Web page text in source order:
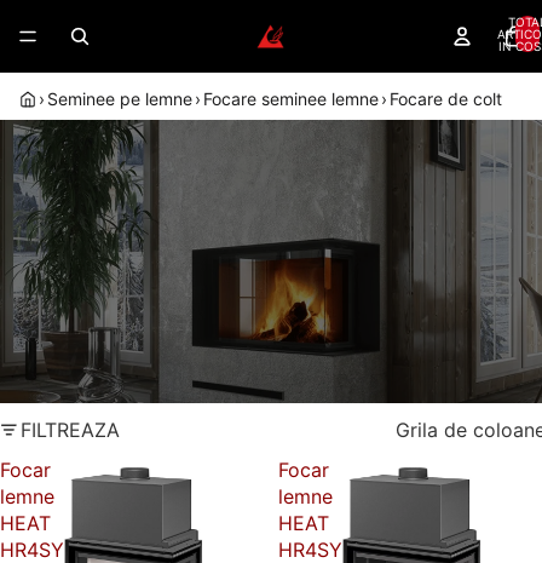
IN
› Seminee pe lemne› Focare seminee lemne› Focare de colt
FOCARE DE COLT – VIZIBILITATE PE
DOUA LATURI PENTRU ORICE
SEMINEU
Focare Romotop de colt — geam pe doua laturi,
flacara vizibila din doua directii, garantie 5 ani.
Randament peste 80%
Dealer autorizat
Romotop
Montaj autorizat
Garantie 5 ani
FILTREAZA
Grila de
Focar
lemne
HEAT
HR4SY
Focar
lemne
HEAT
HR4SY